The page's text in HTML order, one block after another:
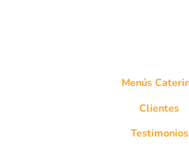
Menús
Clientes
Testimonios